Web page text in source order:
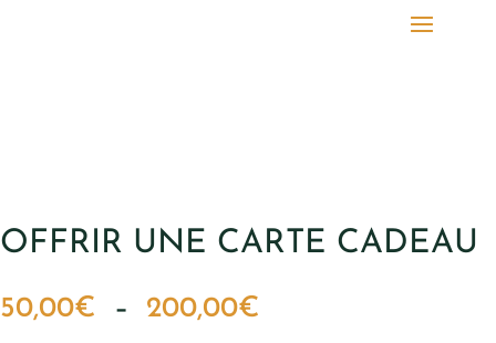
OFFRIR UNE CARTE CADEAU
50,00€ – 200,00€